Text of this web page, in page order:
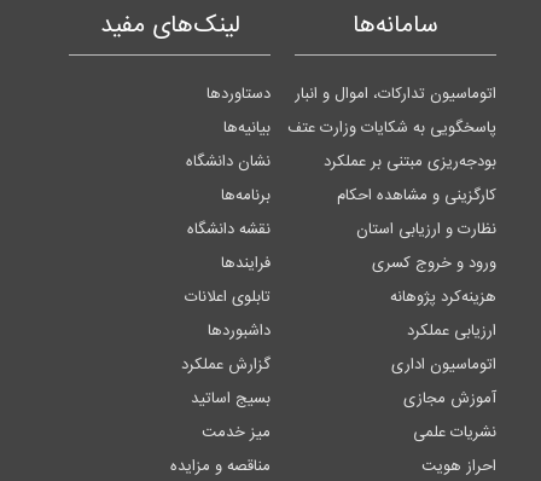
سامانه‌ها
اتوماسیون تدارکات، اموال و انبار
پاسخگویی به شکایات وزارت عتف
بودجه‌ریزی مبتنی بر عملکرد
کارگزینی و مشاهده احکام
نظارت و ارزیابی استان
ورود و خروج کسری
هزینه‌کرد پژوهانه
ارزیابی عملکرد
اتوماسیون اداری
آموزش مجازی
نشریات علمی
احراز هویت
لینک‌های مفید
دستاوردها
بیانیه‌ها
نشان دانشگاه
برنامه‌ها
نقشه دانشگاه
فرایندها
تابلوی اعلانات
داشبوردها
گزارش عملکرد
بسیج اساتید
میز خدمت
مناقصه و مزایده